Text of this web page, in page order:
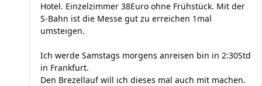
Hotel. Einzelzimmer 38Euro ohne Frühstück. Mit der
S-Bahn ist die Messe gut zu erreichen 1mal
umsteigen.
Ich werde Samstags morgens anreisen bin in 2:30Std
in Frankfurt.
Den Brezellauf will ich dieses mal auch mit machen.